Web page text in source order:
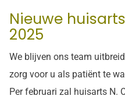
Nieuwe
2025
We blijven ons team
zorg voor u als patiënt te
Per februari zal huisarts N.